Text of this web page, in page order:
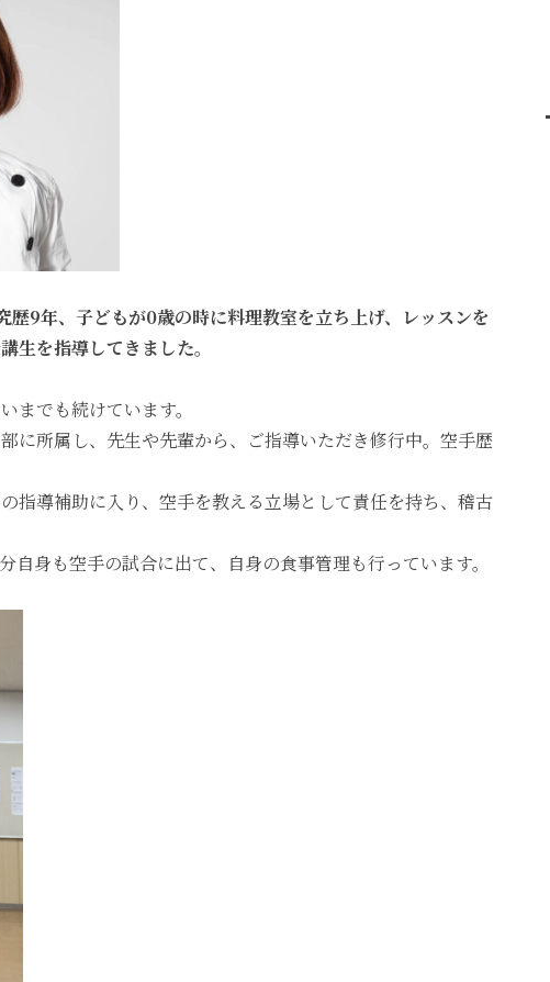
歴9年、子どもが0歳の時に料理教室を立ち上げ、レッスンを
生を指導してきました。
までも続けています。
に所属し、先生や先輩から、ご指導いただき修行中。空手歴
指導補助に入り、空手を教える立場として責任を持ち、稽古
自身も空手の試合に出て、自身の食事管理も行っています。